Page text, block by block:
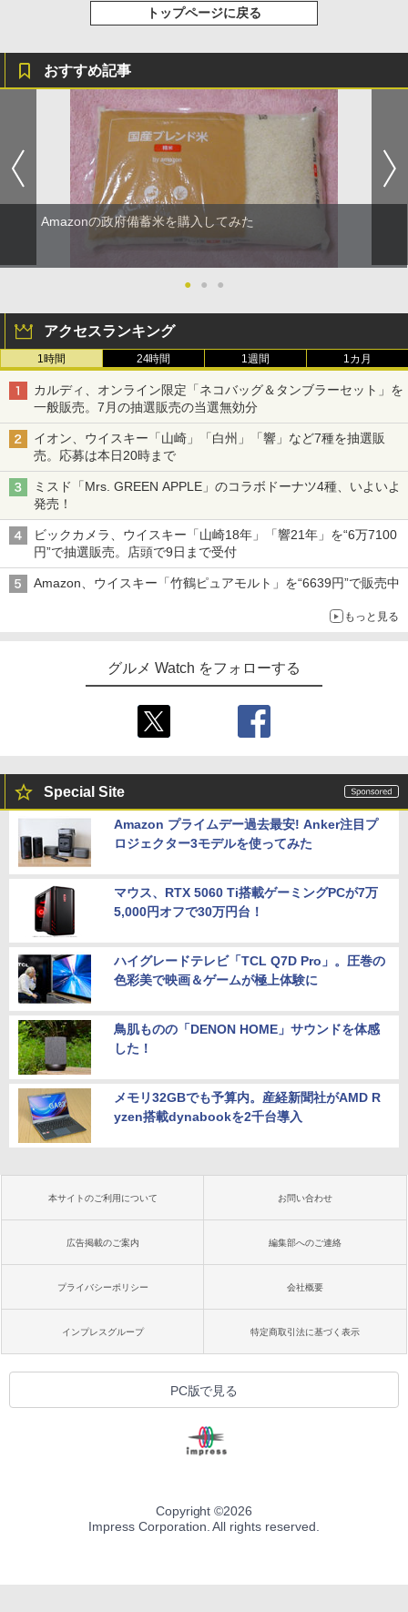
トップページに戻る
おすすめ記事
Amazonの政府備蓄米を購入してみた
● ● ●
アクセスランキング
1時間 24時間 1週間 1カ月
カルディ、オンライン限定「ネコバッグ＆タンブラーセット」を
一般販売。7月の抽選販売の当選無効分
イオン、ウイスキー「山崎」「白州」「響」など7種を抽選販
売。応募は本日20時まで
ミスド「Mrs. GREEN APPLE」のコラボドーナツ4種、いよいよ
発売！
ビックカメラ、ウイスキー「山崎18年」「響21年」を“6万7100
円”で抽選販売。店頭で9日まで受付
Amazon、ウイスキー「竹鶴ピュアモルト」を“6639円”で販売中
もっと見る
グルメ Watch をフォローする
Special Site
Amazon プライムデー過去最安! Anker注目プ
ロジェクター3モデルを使ってみた
マウス、RTX 5060 Ti搭載ゲーミングPCが7万
5,000円オフで30万円台！
ハイグレードテレビ「TCL Q7D Pro」。圧巻の
色彩美で映画＆ゲームが極上体験に
鳥肌ものの「DENON HOME」サウンドを体感
した！
メモリ32GBでも予算内。産経新聞社がAMD R
yzen搭載dynabookを2千台導入
本サイトのご利用について お問い合わせ
広告掲載のご案内 編集部へのご連絡
プライバシーポリシー 会社概要
インプレスグループ 特定商取引法に基づく表示
PC版で見る
Copyright ©2026
Impress Corporation. All rights reserved.